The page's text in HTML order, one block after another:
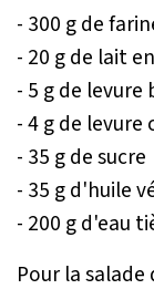
- 300 g de
- 20 g de lait
- 5 g de levure
- 4 g de levure
- 35 g de sucre
- 35 g d'huile
- 200 g d'eau
Pour la salade